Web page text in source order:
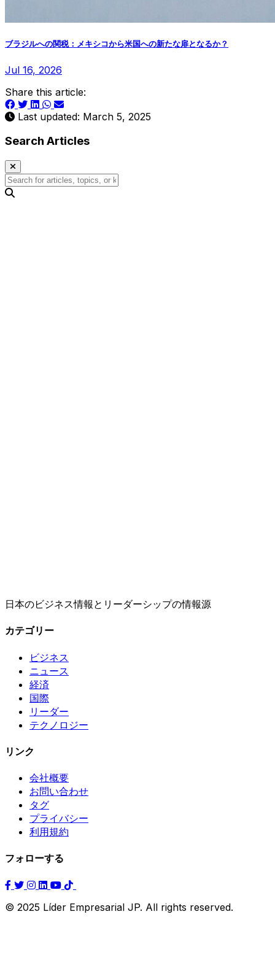
ブラジルへの関税：メキシコから米国への新たな扉となるか？
Jul 16, 2026
Share this article:
Last updated: March 5, 2025
Search Articles
日本のビジネス情報とリーダーシップの情報源
カテゴリー
ビジネス
ニュース
経済
国際
リーダー
テクノロジー
リンク
会社概要
お問い合わせ
タグ
プライバシー
利用規約
フォローする
© 2025 Líder Empresarial JP. All rights reserved.